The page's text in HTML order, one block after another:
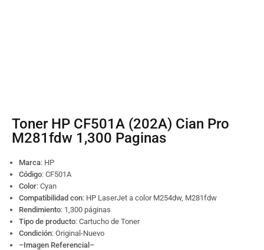
Toner HP CF501A (202A) Cian Pro
M281fdw 1,300 Paginas
Marca: HP
Código: CF501A
Color: Cyan
Compatibilidad con: HP LaserJet a color M254dw, M281fdw
Rendimiento: 1,300 páginas
Tipo de producto: Cartucho de Toner
Condición: Original-Nuevo
–Imagen Referencial–